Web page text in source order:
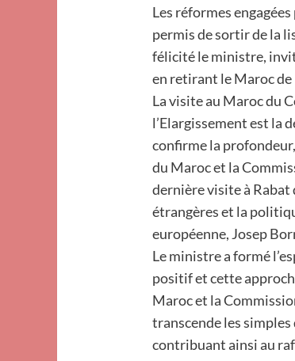
Les réformes
permis de sortir de la
félicité le ministre,
en retirant le Maroc de
La visite au Maroc du
l’Elargissement est la
confirme la
du Maroc et la
dernière visite à Rabat
étrangères et la
européenne, Josep
Le ministre a formé
positif et cette
Maroc et la
transcende les
contribuant ainsi au